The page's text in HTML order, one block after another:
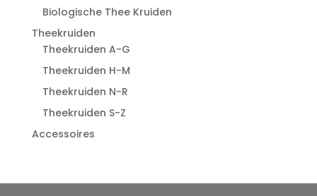
Biologische Thee Kruiden
Theekruiden
Theekruiden A-G
Theekruiden H-M
Theekruiden N-R
Theekruiden S-Z
Accessoires